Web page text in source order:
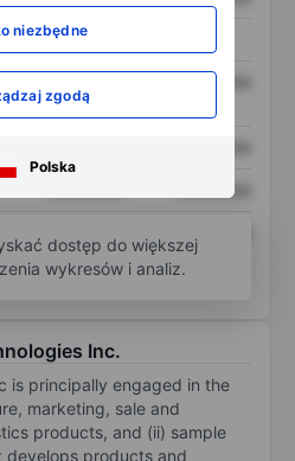
niezbędne
zgodą
Polska
XXXXXXX
XXXXXXX
dostęp do większej
wykresów i analiz.
Inc.
is principally engaged in the
marketing, sale and
products, and (ii) sample
develops products and